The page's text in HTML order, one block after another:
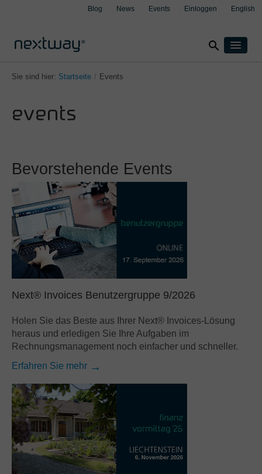
Blog News Events English
Einloggen
Home
Lösungen
Produktion
Transport & Logistik
Wealth Management
Nach Integration
Aspect4
M3
SAP
Nach Geschäftsanforderungen
Dokumentenmanagement
Archivierung
Rechnungsverarbeitung
Vertragsmanagement
Email‐Automatisierung
Bankbelegverarbeitung
Mailroom‐Automatisierung
Support
search
Sie sind hier: Startseite / Events
events
Bevorstehende Events
Next® Invoices Benutzergruppe 9/2026
Holen Sie das Beste aus Ihrer Next® Invoices-Lösung
heraus und erledigen Sie Ihre Aufgaben im
Rechnungsmanagement noch einfacher und schneller.
Erfahren Sie mehr